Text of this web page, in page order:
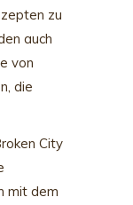
zu
auch
von
die
City
mit dem